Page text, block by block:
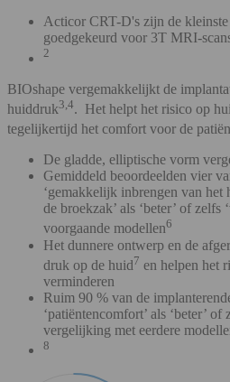
Acticor CRT-D's zijn de
goedgekeurd voor 3T MRI-
2
BIOshape vergemakkelijkt de
huiddruk3,4. Het helpt het risico op
tegelijkertijd het comfort voor de
De gladde, elliptische vorm
Gemiddeld beoordeelden vier
‘gemakkelijk inbrengen van het
de broekzak’ als ‘beter’ of zelfs
voorgaande modellen6
Het dunnere ontwerp en de
druk op de huid7 en helpen het
verminderen
Ruim 90 % van de
‘patiëntencomfort’ als ‘beter’ of
vergelijking met eerdere
8